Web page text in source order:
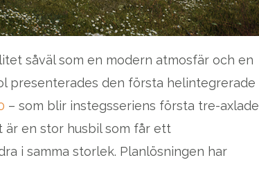
såväl som en modern atmosfär och en
presenterades den första helintegrerade
– som blir instegsseriens första tre-axlade
är en stor husbil som får ett
i samma storlek. Planlösningen har